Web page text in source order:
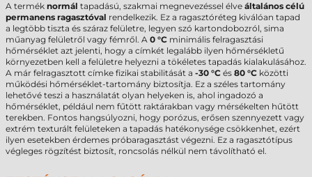
A termék normál tapadású, szakmai megnevezéssel élve általános célú
permanens ragasztóval rendelkezik. Ez a ragasztóréteg kiválóan tapad
a legtöbb tiszta és száraz felületre, legyen szó kartondobozról, sima
műanyag felületről vagy fémről. A 0 °C minimális felragasztási
hőmérséklet azt jelenti, hogy a címkét legalább ilyen hőmérsékletű
környezetben kell a felületre helyezni a tökéletes tapadás kialakulásához.
A már felragasztott címke fizikai stabilitását a -30 °C és 80 °C közötti
működési hőmérséklet-tartomány biztosítja. Ez a széles tartomány
lehetővé teszi a használatát olyan helyeken is, ahol ingadozó a
hőmérséklet, például nem fűtött raktárakban vagy mérsékelten hűtött
terekben. Fontos hangsúlyozni, hogy porózus, erősen szennyezett vagy
extrém texturált felületeken a tapadás hatékonysége csökkenhet, ezért
ilyen esetekben érdemes próbaragasztást végezni. Ez a ragasztótípus
végleges rögzítést biztosít, roncsolás nélkül nem távolítható el.